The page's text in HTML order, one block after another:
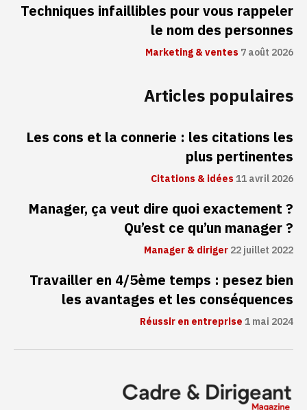
Techniques infaillibles pour vous rappeler
le nom des personnes
Marketing & ventes7 août 2026
Articles populaires
Les cons et la connerie : les citations les
plus pertinentes
Citations & idées11 avril 2026
Manager, ça veut dire quoi exactement ?
Qu’est ce qu’un manager ?
Manager & diriger22 juillet 2022
Travailler en 4/5ème temps : pesez bien
les avantages et les conséquences
Réussir en entreprise1 mai 2024